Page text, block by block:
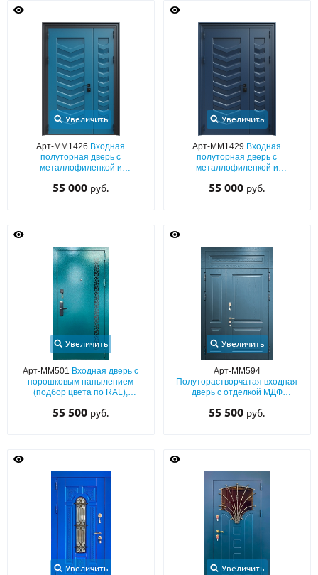
Увеличить
Арт-ММ1426 Входная
полуторная дверь с
металлофиленкой и
55 000 руб.
Увеличить
Арт-ММ1429 Входная
полуторная дверь с
металлофиленкой и
55 000 руб.
Увеличить
Арт-ММ501 Входная дверь с
порошковым напылением
(подбор цвета по RAL),
электронным замком
55 500 руб.
Увеличить
Арт-ММ594
Полуторастворчатая входная
дверь с отделкой МДФ
глухой верхней вставкой
55 500 руб.
Увеличить Увеличить